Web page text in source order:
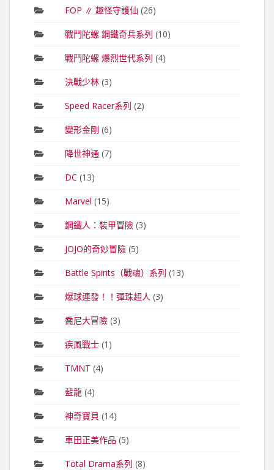
FOP ∥ 趣怪守護仙 (26)
戰鬥陀螺 鋼鐵奇兵系列 (10)
戰鬥陀螺 爆烈世代系列 (4)
決戰少林(3)
Speed Racer系列 (2)
變形金剛 (6)
降世神通 (7)
DC (13)
Marvel (15)
鋼鐵人：裝甲冒險(3)
JOJO的奇妙冒險(5)
Battle Spirits（戰魂）系列 (13)
爆球連發！！彈珠超人 (3)
喬尼大冒險(3)
疾風戰士(1)
TMNT (4)
藍龍(4)
神奇寶貝 (14)
車田正美作品 (5)
Total Drama系列 (8)